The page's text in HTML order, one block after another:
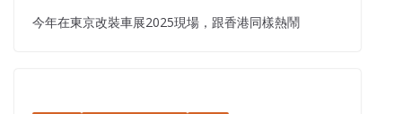
今年在東京改裝車展2025現場，跟香港同樣熱鬧